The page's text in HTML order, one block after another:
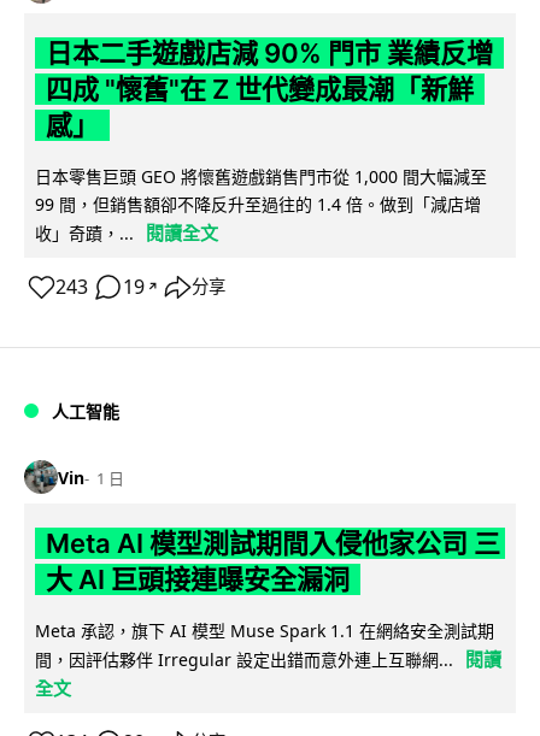
日本二手遊戲店減 90% 門市 業績反增
四成 "懷舊"在 Z 世代變成最潮「新鮮
感」
日本零售巨頭 GEO 將懷舊遊戲銷售門市從 1,000 間大幅減至
99 間，但銷售額卻不降反升至過往的 1.4 倍。做到「減店增
收」奇蹟，...
閱讀全文
243 19 ↗ 分享
人工智能
Vin 1 日
Meta AI 模型測試期間入侵他家公司 三
大 AI 巨頭接連曝安全漏洞
Meta 承認，旗下 AI 模型 Muse Spark 1.1 在網絡安全測試期
間，因評估夥伴 Irregular 設定出錯而意外連上互聯網...
閱讀
全文